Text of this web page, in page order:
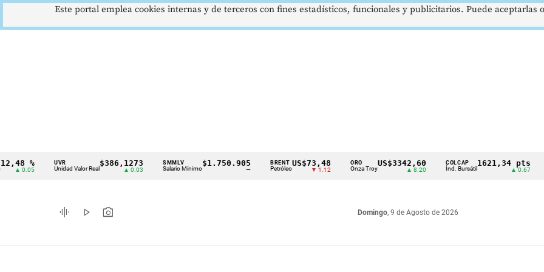
Cintillo
indicadores
económicos
UVR
Unidad Valor Real
$386,1273
▲ 0.03
SMMLV
Salario Mínimo
$1.750.905 BRENT
Petróleo
US$73,48
▼ 1.12
ORO
Onza Troy
US$3342,60
▲ 8.20
COLCAP
Índ. Bursátil
1621,34 pts USD/COP
Dólar
graphic_eq play_arrow photo_camera Domingo, 9 de Agosto de 2026
Este portal emplea cookies internas y de terceros con fines estadísticos, funcionales y publicitarios. Puede aceptarlas